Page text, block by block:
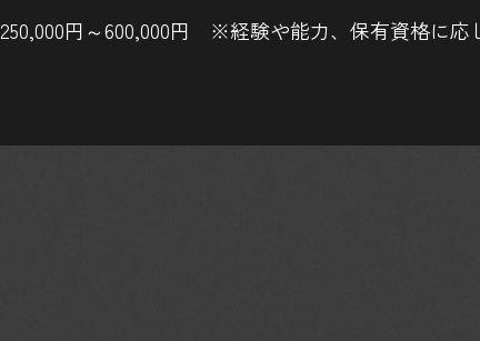
250,000円～600,000円 ※経験や能力、保有資格に応